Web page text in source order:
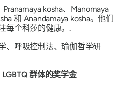
kosha、Manom​​aya
和 Anandamaya kosha。他们
每个科莎的健康。.
、呼吸控制法、瑜伽哲学研
群体的奖学金